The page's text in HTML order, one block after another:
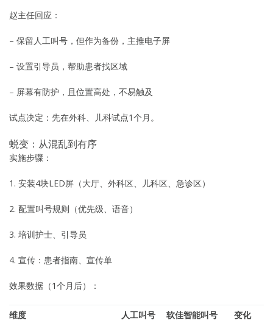
赵主任回应：
– 保留人工叫号，但作为备份，主推电子屏
– 设置引导员，帮助患者找区域
– 屏幕有防护，且位置高处，不易触及
试点决定：先在外科、儿科试点1个月。
蜕变：从混乱到有序
实施步骤：
1. 安装4块LED屏（大厅、外科区、儿科区、急诊区）
2. 配置叫号规则（优先级、语音）
3. 培训护士、引导员
4. 宣传：患者指南、宣传单
效果数据（1个月后）：
维度 人工叫号 软佳智能叫号
变化